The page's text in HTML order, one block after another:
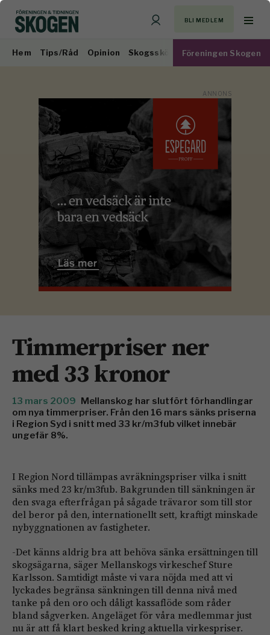
BLI MEDLEM
Hem Tips/Råd Opinion Skogsskötsel Virkesmarknad
Föreningen Skogen
Timmerpriser ner
med 33 kronor
13 mars 2009 Mellanskog har slutfört förhandlingar
om nya timmerpriser. Från den 16 mars sänks priserna
i Region Syd i snitt med 33 kr/m3fub vilket innebär
ungefär 8%.
I Region Nord tillämpas avräkningspriser vilka i snitt
sänks med 23 kr/m3fub. Bakgrunden till sänkningen är
den svaga efterfrågan på sågade trävaror som till stor
del beror på den, internationellt sett, kraftigt minskade
nybyggnationen av fastigheter.
-Det känns aldrig bra att behöva sänka ersättningen till
skogsägarna, säger Mellanskogs virkeschef Sture
Karlsson. Samtidigt måste vi vara nöjda med att vi
lyckades begränsa sänkningen till denna nivå med
tanke på den oro och dåligt kassaflöde som råder
bland sågverken. Angeläget för våra medlemmar just
nu är att få klart besked kring aktuella virkespriser.